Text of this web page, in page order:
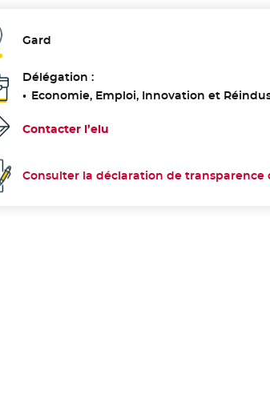
:
Gard
Délégation :
Economie, Emploi, Innovation et
Contacter l’elu
de transparence :
Consulter la déclaration de transparence